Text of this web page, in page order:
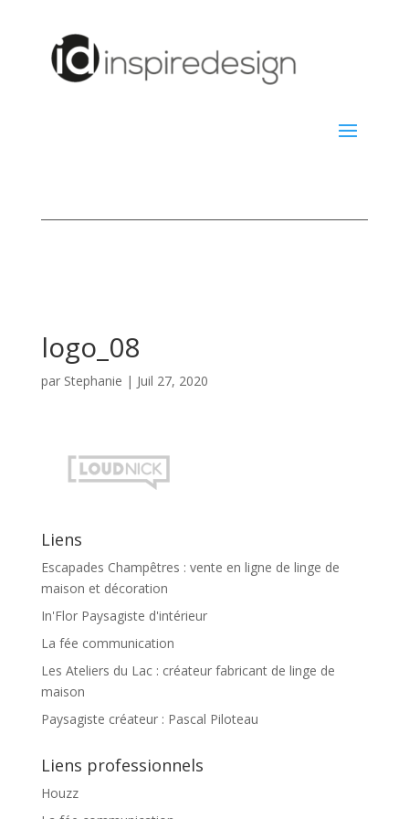
logo_08
par Stephanie | Juil 27, 2020
Liens
Escapades Champêtres : vente en ligne de linge de
maison et décoration
In'Flor Paysagiste d'intérieur
La fée communication
Les Ateliers du Lac : créateur fabricant de linge de
maison
Paysagiste créateur : Pascal Piloteau
Liens professionnels
Houzz